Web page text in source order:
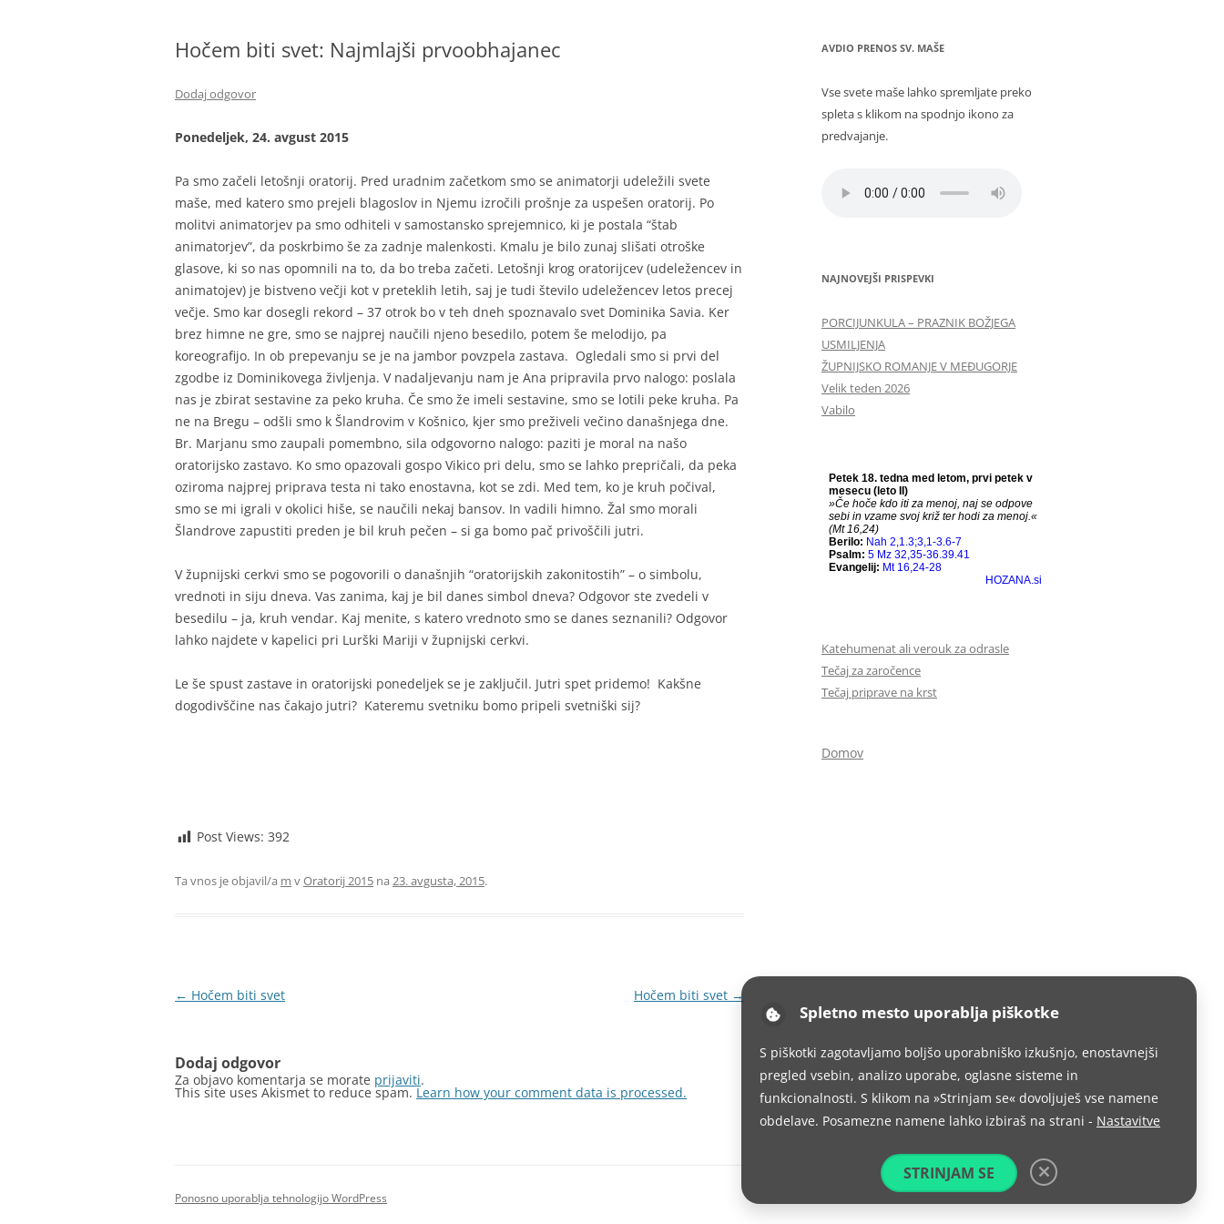
MINISTRANTI
ŽUPNIJSKI GOSPODARSKI SVET
FRANČIŠKOVI OTROCI
MOŽJE SVETEGA JOŽEFA
Hočem biti svet: Najmlajši prvoobhajanec
Dodaj odgovor
Ponedeljek, 24. avgust 2015
Pa smo začeli letošnji oratorij. Pred uradnim začetkom smo se animatorji udeležili svete
maše, med katero smo prejeli blagoslov in Njemu izročili prošnje za uspešen oratorij. Po
molitvi animatorjev pa smo odhiteli v samostansko sprejemnico, ki je postala “štab
animatorjev”, da poskrbimo še za zadnje malenkosti. Kmalu je bilo zunaj slišati otroške
glasove, ki so nas opomnili na to, da bo treba začeti. Letošnji krog oratorijcev (udeležencev in
animatojev) je bistveno večji kot v preteklih letih, saj je tudi število udeležencev letos precej
večje. Smo kar dosegli rekord – 37 otrok bo v teh dneh spoznavalo svet Dominika Savia. Ker
brez himne ne gre, smo se najprej naučili njeno besedilo, potem še melodijo, pa
koreografijo. In ob prepevanju se je na jambor povzpela zastava. Ogledali smo si prvi del
zgodbe iz Dominikovega življenja. V nadaljevanju nam je Ana pripravila prvo nalogo: poslala
nas je zbirat sestavine za peko kruha. Če smo že imeli sestavine, smo se lotili peke kruha. Pa
ne na Bregu – odšli smo k Šlandrovim v Košnico, kjer smo preživeli večino današnjega dne.
Br. Marjanu smo zaupali pomembno, sila odgovorno nalogo: paziti je moral na našo
oratorijsko zastavo. Ko smo opazovali gospo Vikico pri delu, smo se lahko prepričali, da peka
oziroma najprej priprava testa ni tako enostavna, kot se zdi. Med tem, ko je kruh počival,
smo se mi igrali v okolici hiše, se naučili nekaj bansov. In vadili himno. Žal smo morali
Šlandrove zapustiti preden je bil kruh pečen – si ga bomo pač privoščili jutri.
V župnijski cerkvi smo se pogovorili o današnjih “oratorijskih zakonitostih” – o simbolu,
vrednoti in siju dneva. Vas zanima, kaj je bil danes simbol dneva? Odgovor ste zvedeli v
besedilu – ja, kruh vendar. Kaj menite, s katero vrednoto smo se danes seznanili? Odgovor
lahko najdete v kapelici pri Lurški Mariji v župnijski cerkvi.
Le še spust zastave in oratorijski ponedeljek se je zaključil. Jutri spet pridemo! Kakšne
dogodivščine nas čakajo jutri? Kateremu svetniku bomo pripeli svetniški sij?
Post Views: 392
Ta vnos je objavil/a m vOratorij 2015 na 23. avgusta, 2015.
Krmarjenje
← Hočem biti svet Hočem biti svet →
Dodaj odgovor
Za objavo komentarja se morate prijaviti.
This site uses Akismet to reduce spam. Learn how your comment data is processed.
AVDIO PRENOS SV. MAŠE
Vse svete maše lahko spremljate preko
spleta s klikom na spodnjo ikono za
predvajanje.
NAJNOVEJŠI PRISPEVKI
PORCIJUNKULA – PRAZNIK BOŽJEGA
USMILJENJA
ŽUPNIJSKO ROMANJE V MEĐUGORJE
Velik teden 2026
Vabilo
Katehumenat ali verouk za odrasle
Tečaj za zaročence
Tečaj priprave na krst
Domov
Ponosno uporablja tehnologijo WordPress
Spletno mesto uporablja piškotke
S piškotki zagotavljamo boljšo uporabniško izkušnjo, enostavnejši
pregled vsebin, analizo uporabe, oglasne sisteme in
funkcionalnosti. S klikom na »Strinjam se« dovoljuješ vse namene
obdelave. Posamezne namene lahko izbiraš na strani - Nastavitve
STRINJAM SE